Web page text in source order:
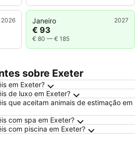
2026 Janeiro 2027
€ 93
€ 80 — € 185
sobre Exeter
em Exeter?
de luxo em Exeter?
que aceitam animais de estimação em
com spa em Exeter?
com piscina em Exeter?